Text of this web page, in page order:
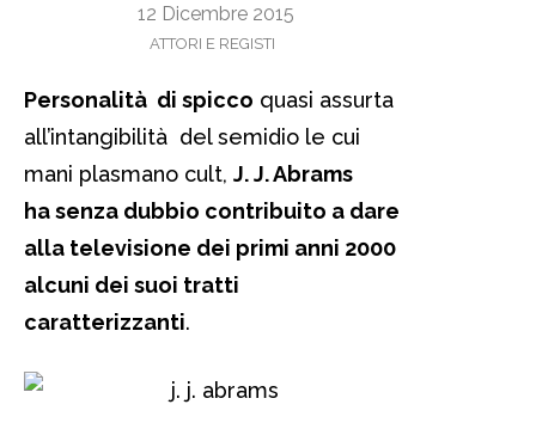
12 Dicembre 2015
ATTORI E REGISTI
Personalità di spicco quasi assurta
all’intangibilità del semidio le cui
mani plasmano cult, J. J. Abrams
ha senza dubbio contribuito a dare
alla televisione dei primi anni 2000
alcuni dei suoi tratti
caratterizzanti.